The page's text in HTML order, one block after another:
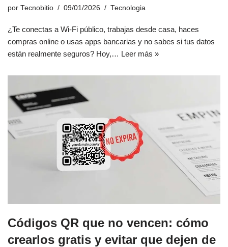
por Tecnobitio 09/01/2026 Tecnologia
¿Te conectas a Wi-Fi público, trabajas desde casa, haces
compras online o usas apps bancarias y no sabes si tus datos
están realmente seguros? Hoy,… Leer más »
Códigos QR que no vencen: cómo
crearlos gratis y evitar que dejen de